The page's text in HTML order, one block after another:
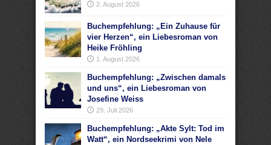
2. August 2026
Buchempfehlung: „Ein Zuhause für
vier Herzen“, ein Liebesroman von
Heike Fröhling
1. August 2026
Buchempfehlung: „Zwischen damals
und uns“, ein Liebesroman von
Josefine Weiss
29. Juli 2026
Buchempfehlung: „Akte Sylt: Tod im
Watt“, ein Nordseekrimi von Nele